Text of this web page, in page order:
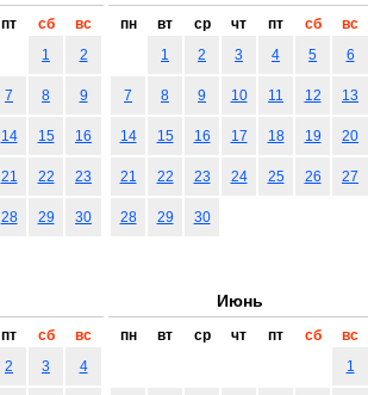
пт сб
вс
1
2
7 8 9
14 15 16
21 22 23
28 29 30
пн вт ср чт пт сб
вс
1
2 3 4 5 6
7 8 9 10 11 12 13
14 15 16 17 18 19 20
21 22 23 24 25 26 27
28 29 30
пт сб
вс
2 3 4
Июнь
пн вт ср чт пт сб
вс
1